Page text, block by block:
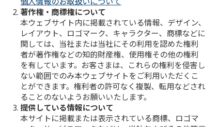
著作権・商標権について
本ウェブサイト内に掲載されている情報、デザイン、
レイアウト、ロゴマーク、キャラクター、商標などに
関しては、当社または当社にその利用を認めた権利
者が著作権などの知的財産権、使用権その他の権利
を有しています。お客さまは、これらの権利を侵害し
ない範囲でのみ本ウェブサイトをご利用いただくこ
とができます。権利者の許可なく複製、転用などされ
ることのないようお願いいたします。
提供している情報について
本サイトに掲載または表示されている商標、ロゴマ